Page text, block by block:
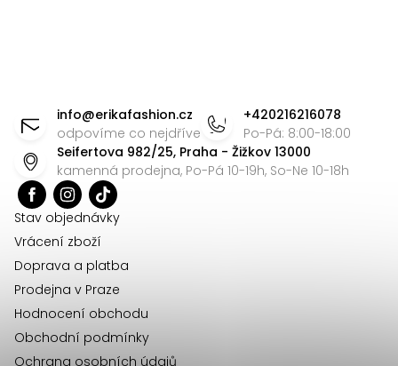
info@erikafashion.cz
odpovíme co nejdříve
+420216216078
Po-Pá: 8:00-18:00
Seifertova 982/25, Praha - Žižkov 13000
kamenná prodejna, Po-Pá 10-19h, So-Ne 10-18h
Stav objednávky
Vrácení zboží
Doprava a platba
Prodejna v Praze
Hodnocení obchodu
Obchodní podmínky
Ochrana osobních údajů